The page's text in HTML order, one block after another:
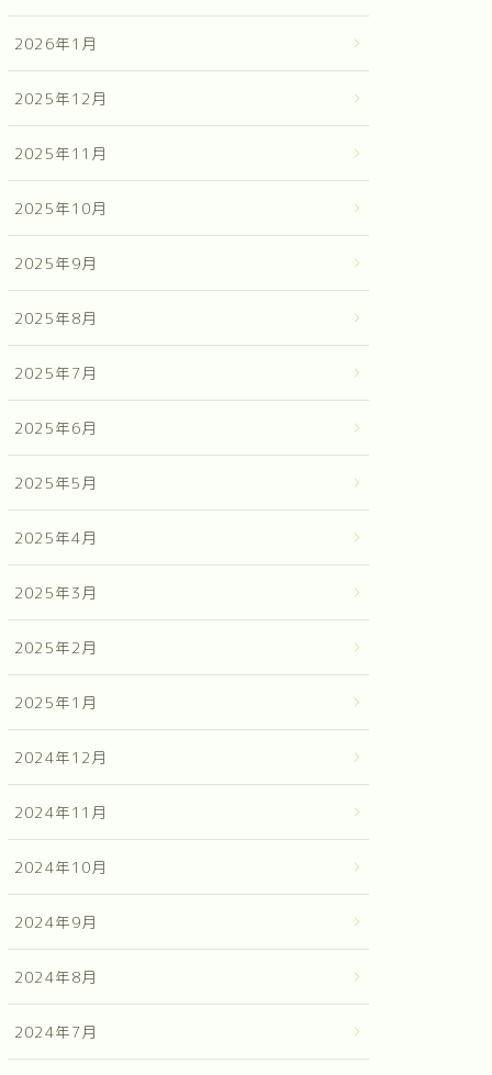
2026年1月
2025年12月
2025年11月
2025年10月
2025年9月
2025年8月
2025年7月
2025年6月
2025年5月
2025年4月
2025年3月
2025年2月
2025年1月
2024年12月
2024年11月
2024年10月
2024年9月
2024年8月
2024年7月